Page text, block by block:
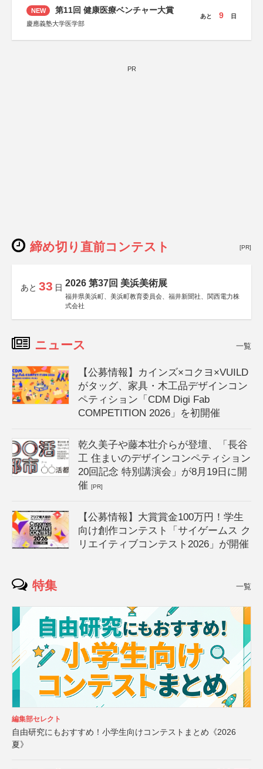
NEW 第11回 健康医療ベンチャー大賞
慶應義塾大学医学部
あと 9 日
PR
締め切り直前コンテスト [PR]
あと 33 日 2026 第37回 美浜美術展
福井県美浜町、美浜町教育委員会、福井新聞社、関西電力株
式会社
ニュース 一覧
【公募情報】カインズ×コクヨ×VUILD
がタッグ、家具・木工品デザインコン
ペティション「CDM Digi Fab
COMPETITION 2026」を初開催
乾久美子や藤本壮介らが登壇、「長谷
工 住まいのデザインコンペティション
20回記念 特別講演会」が8月19日に開
催[PR]
【公募情報】大賞賞金100万円！学生
向け創作コンテスト「サイゲームス ク
リエイティブコンテスト2026」が開催
特集 一覧
編集部セレクト
自由研究にもおすすめ！小学生向けコンテストまとめ《2026
夏》